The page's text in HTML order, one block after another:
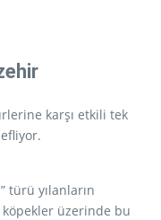
karşı etkili tek
türü yılanların
üzerinde bu